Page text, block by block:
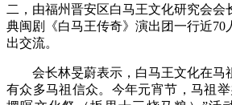
二，由福州晋安区白马王文化研究会会
典闽剧《白马王传奇》演出团一行近70
出交流。
会长林旻蔚表示，白马王文化在马
有众多马祖信众。今年元宵节，马祖